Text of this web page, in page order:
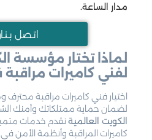
مدار الساعة.
اتـصل بـنـا
لماذا تختار مؤسسة
لفني كاميرات
اختيار فني كاميرات مراقبة محترف
لضمان حماية ممتلكاتك وأمنك
الكويت العالمية نقدم خدمات
كاميرات المراقبة وأنظمة الأمن